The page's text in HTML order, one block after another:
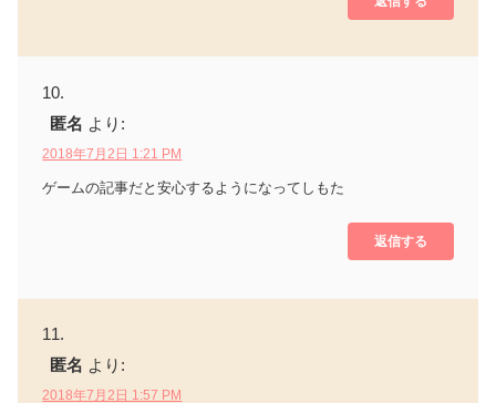
匿名 より:
2018年7月2日 1:21 PM
ゲームの記事だと安心するようになってしもた
返信する
匿名 より:
2018年7月2日 1:57 PM